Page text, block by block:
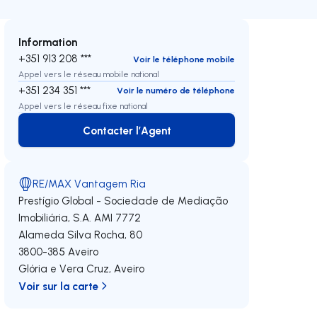
Information
+351 913 208 ***
Voir le téléphone mobile
Appel vers le réseau mobile national
+351 234 351 ***
Voir le numéro de téléphone
Appel vers le réseau fixe national
Contacter l’Agent
Contacter l’Agent
RE/MAX Vantagem Ria
Prestígio Global - Sociedade de Mediação
Imobiliária, S.A. AMI 7772
Alameda Silva Rocha, 80
3800-385 Aveiro
Glória e Vera Cruz,Aveiro
Voir sur la carte